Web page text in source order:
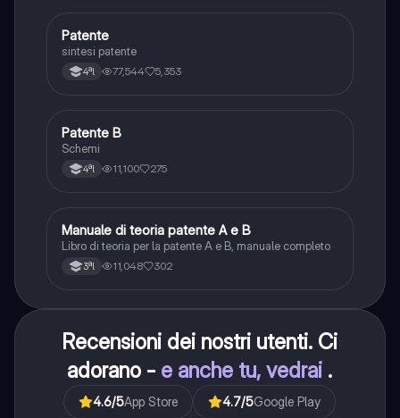
Altro
Patente
sintesi patente
4ªl 77,544 5,353
Altro
Patente B
Schemi
4ªl 11,100 275
Italiano
Manuale di teoria patente A e B
Libro di teoria per la patente A e B, manuale completo
3ªl 11,048 302
Recensioni dei nostri utenti. Ci
adorano - e anche tu, vedrai .
4.6/5App Store 4.7/5Google Play